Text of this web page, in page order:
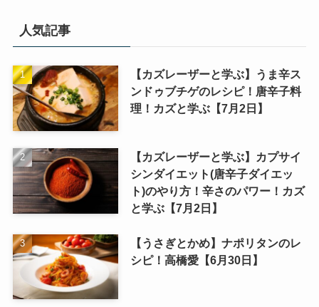
人気記事
【カズレーザーと学ぶ】うま辛ス
ンドゥブチゲのレシピ！唐辛子料
理！カズと学ぶ【7月2日】
【カズレーザーと学ぶ】カプサイ
シンダイエット(唐辛子ダイエッ
ト)のやり方！辛さのパワー！カズ
と学ぶ【7月2日】
【うさぎとかめ】ナポリタンのレ
シピ！高橋愛【6月30日】